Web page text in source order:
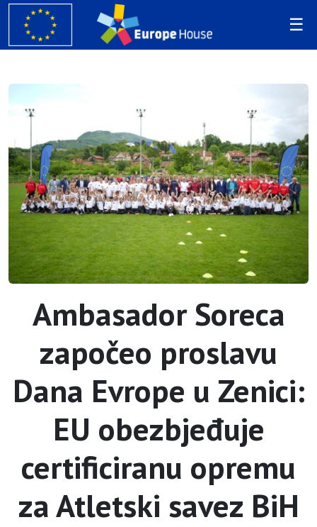
Ambasador Soreca
započeo proslavu
Dana Evrope u Zenici:
EU obezbjeđuje
certificiranu opremu
za Atletski savez BiH